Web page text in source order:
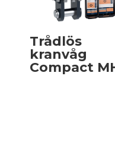
Trådlös
kranvåg
Compact